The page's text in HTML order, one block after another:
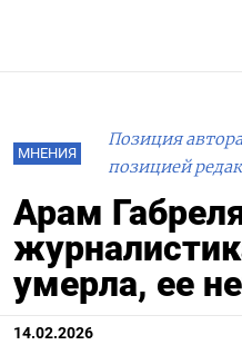
МНЕНИЯ
Позиция
позицией
Арам
умерла, ее
14.02.2026